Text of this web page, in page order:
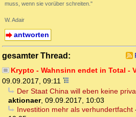
muss, wenn sie vorüber schreiten."
W. Adair
antworten
gesamter Thread:
Krypto - Wahnsinn endet in Total -
09.09.2017, 09:11
Der Staat China will eben keine
aktionaer, 09.09.2017, 10:03
Investition mehr als verhundertfacht